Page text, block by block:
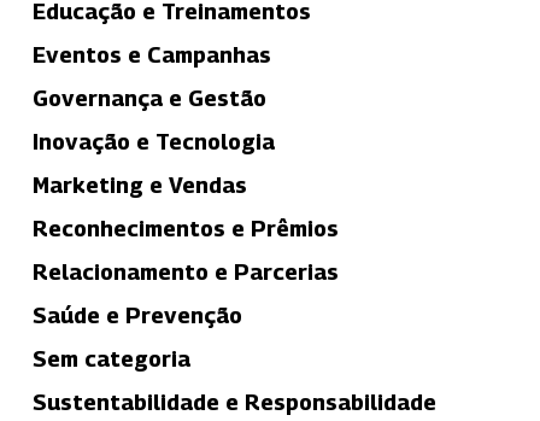
Educação e Treinamentos
Eventos e Campanhas
Governança e Gestão
Inovação e Tecnologia
Marketing e Vendas
Reconhecimentos e Prêmios
Relacionamento e Parcerias
Saúde e Prevenção
Sem categoria
Sustentabilidade e Responsabilidade